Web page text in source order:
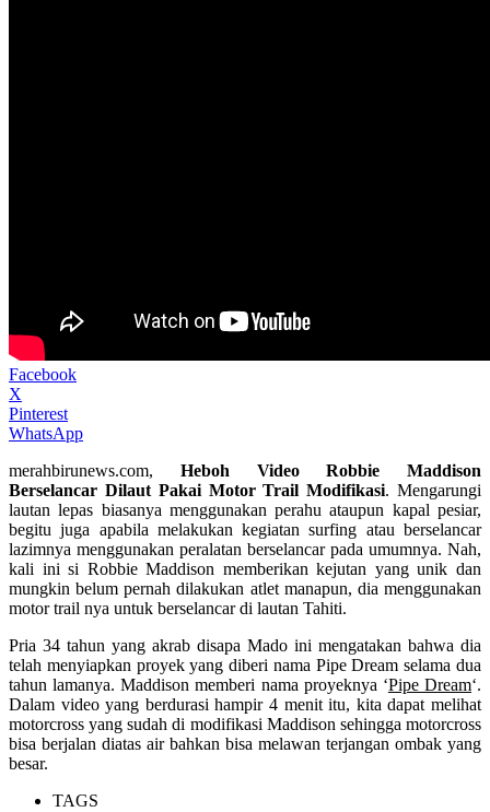
Facebook
X
Pinterest
WhatsApp
merahbirunews.com, Heboh Video Robbie Maddison
Berselancar Dilaut Pakai Motor Trail Modifikasi. Mengarungi
lautan lepas biasanya menggunakan perahu ataupun kapal pesiar,
begitu juga apabila melakukan kegiatan surfing atau berselancar
lazimnya menggunakan peralatan berselancar pada umumnya. Nah,
kali ini si Robbie Maddison memberikan kejutan yang unik dan
mungkin belum pernah dilakukan atlet manapun, dia menggunakan
motor trail nya untuk berselancar di lautan Tahiti.
Pria 34 tahun yang akrab disapa Mado ini mengatakan bahwa dia
telah menyiapkan proyek yang diberi nama Pipe Dream selama dua
tahun lamanya. Maddison memberi nama proyeknya ‘Pipe Dream‘.
Dalam video yang berdurasi hampir 4 menit itu, kita dapat melihat
motorcross yang sudah di modifikasi Maddison sehingga motorcross
bisa berjalan diatas air bahkan bisa melawan terjangan ombak yang
besar.
TAGS